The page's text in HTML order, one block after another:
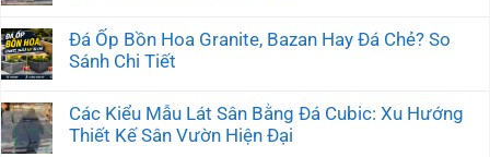
Đá Ốp Bồn Hoa Granite, Bazan Hay Đá Chẻ? So
Sánh Chi Tiết
Các Kiểu Mẫu Lát Sân Bằng Đá Cubic: Xu Hướng
Thiết Kế Sân Vườn Hiện Đại